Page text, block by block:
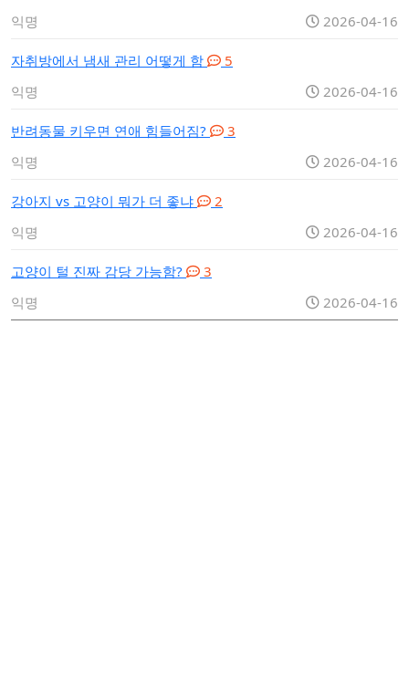
익명
2026-04-16
자취방에서 냄새 관리 어떻게 함
5
익명
2026-04-16
반려동물 키우면 연애 힘들어짐?
3
익명
2026-04-16
강아지 vs 고양이 뭐가 더 좋냐
2
익명
2026-04-16
고양이 털 진짜 감당 가능함?
3
익명
2026-04-16